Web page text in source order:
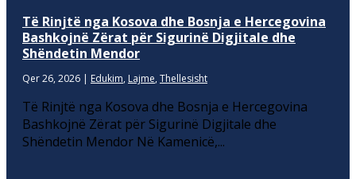
Të Rinjtë nga Kosova dhe Bosnja e Hercegovina
Bashkojnë Zërat për Sigurinë Digjitale dhe
Shëndetin Mendor
Qer 26, 2026 | Edukim, Lajme, Thellesisht
Të Rinjtë nga Kosova dhe Bosnja e Hercegovina
Bashkojnë Zërat për Sigurinë Digjitale dhe
Shëndetin Mendor Në Kamenicë,...